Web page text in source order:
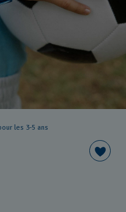
les 3-5 ans